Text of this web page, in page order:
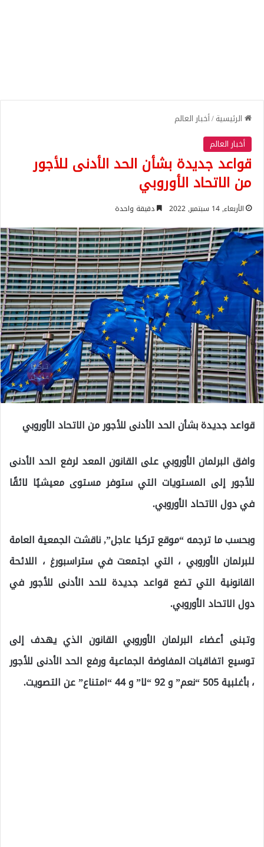
الرئيسية/أخبار العالم
أخبار العالم
قواعد جديدة بشأن الحد الأدنى للأجور
من الاتحاد الأوروبي
الأربعاء, 14 سبتمبر, 2022 دقيقة واحدة
قواعد جديدة بشأن الحد الأدنى للأجور من الاتحاد الأوروبي
وافق البرلمان الأوروبي على القانون المعد لرفع الحد الأدنى
للأجور إلى المستويات التي ستوفر مستوى معيشيًا لائقًا
في دول الاتحاد الأوروبي.
وبحسب ما ترجمه “موقع تركيا عاجل”, ناقشت الجمعية العامة
للبرلمان الأوروبي ، التي اجتمعت في ستراسبورغ ، اللائحة
القانونية التي تضع قواعد جديدة للحد الأدنى للأجور في
دول الاتحاد الأوروبي.
وتبنى أعضاء البرلمان الأوروبي القانون الذي يهدف إلى
توسيع اتفاقيات المفاوضة الجماعية ورفع الحد الأدنى للأجور
، بأغلبية 505 “نعم” و 92 “لا” و 44 “امتناع” عن التصويت.